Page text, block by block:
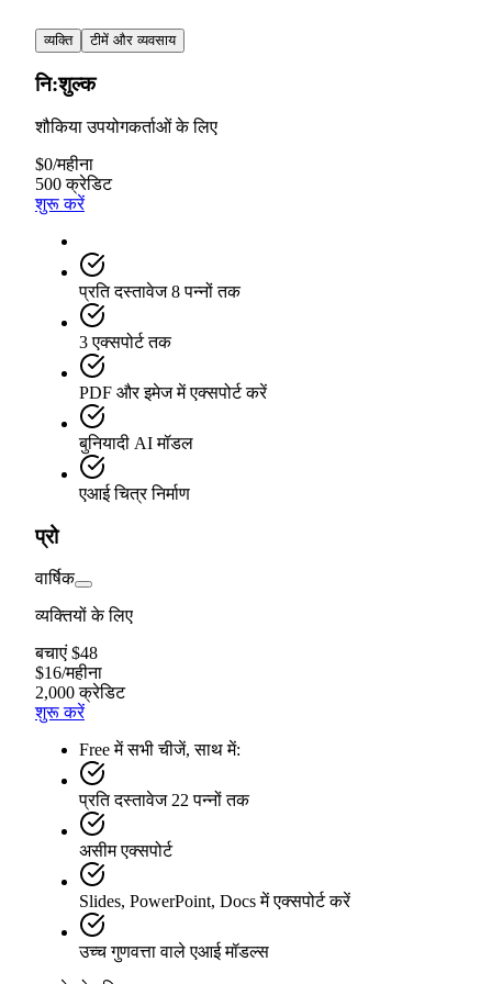
व्यक्ति टीमें और व्यवसाय
नि:शुल्क
शौकिया उपयोगकर्ताओं के लिए
$0/महीना
500 क्रेडिट
शुरू करें
प्रति दस्तावेज 8 पन्नों तक
3 एक्सपोर्ट तक
PDF और इमेज में एक्सपोर्ट करें
बुनियादी AI मॉडल
एआई चित्र निर्माण
प्रो
वार्षिक
व्यक्तियों के लिए
बचाएं $48
$16/महीना
2,000 क्रेडिट
शुरू करें
Free में सभी चीजें, साथ में:
प्रति दस्तावेज 22 पन्नों तक
असीम एक्सपोर्ट
Slides, PowerPoint, Docs में एक्सपोर्ट करें
उच्च गुणवत्ता वाले एआई मॉडल्स